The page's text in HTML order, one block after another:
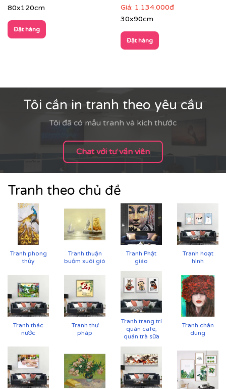
Cận cảnh tranh in trên chất liệu canvas công nghệ in
80x120cm
Đặt hàng
Giá: 1.134.000đ
30x90cm
Đặt hàng
Tôi cần in tranh theo yêu cầu
Tôi đã có mẫu tranh và kích thước
Chat với tư vấn viên
Tranh theo chủ đề
Tranh phong
thủy
Tranh thuận
buồm xuôi gió
Tranh Phật
giáo
Tranh hoạt
hình
Tranh thác
nước
Tranh thư
pháp
Tranh trang trí
quán cafe,
quán trà sữa
Tranh chân
dung